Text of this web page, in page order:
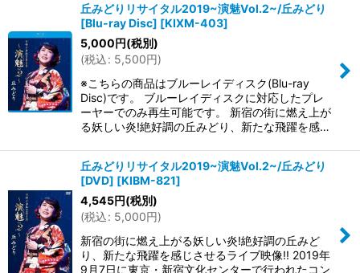
丘みどりリサイタル2019~演魅Vol.2~/丘みどり
[Blu-ray Disc] [KIXM-403]
5,000円(税別)
(税込: 5,500円)
※こちらの商品はブルーレイディスク(Blu-ray
Disc)です。 ブルーレイディスクに対応したプレ
ーヤーでのみ再生可能です。 新宿の街に燃え上が
る妖しい炎!絶好調の丘みどり、新たな飛躍を感…
丘みどりリサイタル2019~演魅Vol.2~/丘みどり
[DVD] [KIBM-821]
4,545円(税別)
(税込: 5,000円)
新宿の街に燃え上がる妖しい炎!絶好調の丘みど
り、新たな飛躍を感じさせるライブ映像!! 2019年
9月7日に東京・新宿文化センターで行われたコン